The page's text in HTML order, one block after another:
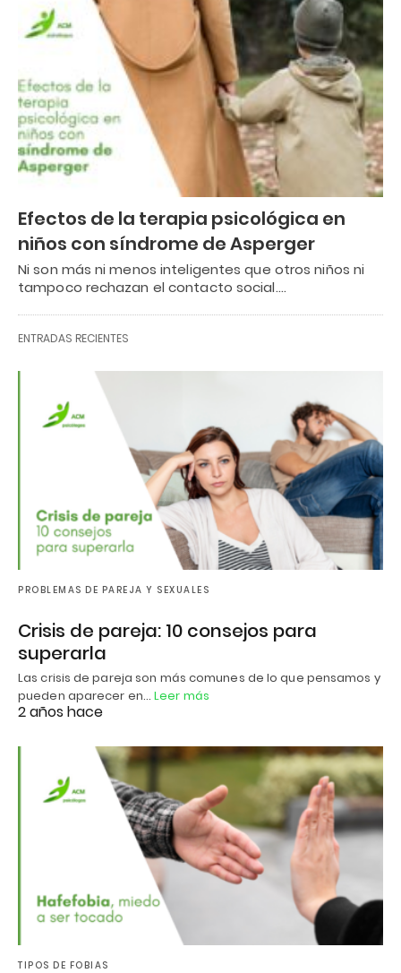
Efectos de la terapia psicológica en
niños con síndrome de Asperger
Ni son más ni menos inteligentes que otros niños ni
tampoco rechazan el contacto social.…
ENTRADAS RECIENTES
PROBLEMAS DE PAREJA Y SEXUALES
Crisis de pareja: 10 consejos para
superarla
Las crisis de pareja son más comunes de lo que pensamos y
pueden aparecer en… Leer más
2 años hace
TIPOS DE FOBIAS